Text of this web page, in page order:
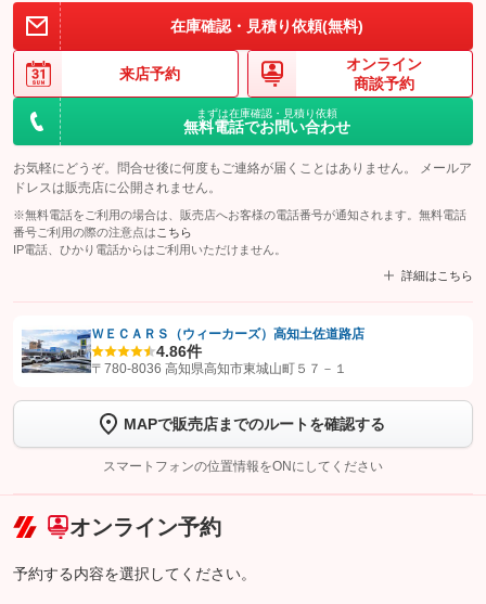
在庫確認・見積り依頼(無料)
来店予約
オンライン
商談予約
まずは在庫確認・見積り依頼
無料電話でお問い合わせ
お気軽にどうぞ。問合せ後に何度もご連絡が届くことはありません。 メールア
ドレスは販売店に公開されません。
※無料電話をご利用の場合は、販売店へお客様の電話番号が通知されます。無料電話
番号ご利用の際の注意点は こちら
IP電話、ひかり電話からはご利用いただけません。
詳細はこちら
【STEP1】認証画面でグーネットを友だち追加してから「許可する」ボタンを押
トーク画面で
ボタンをタップして問い合わせを
完了してください。
こちら
ＷＥＣＡＲＳ（ウィーカーズ）高知土佐道路店
4.86件
〒780-8036 高知県高知市東城山町５７－１
MAPで販売店までのルートを確認する
スマートフォンの位置情報をONにしてください
オンライン予約
予約する内容を選択してください。